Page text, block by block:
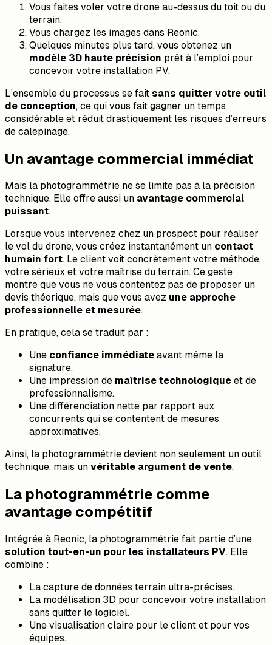
Vous faites voler votre drone au-dessus du toit ou du
terrain.
Vous chargez les images dans Reonic.
Quelques minutes plus tard, vous obtenez un
modèle 3D haute précision prêt à l’emploi pour
concevoir votre installation PV.
L’ensemble du processus se fait sans quitter votre outil
de conception, ce qui vous fait gagner un temps
considérable et réduit drastiquement les risques d’erreurs
de calepinage.
Un avantage commercial immédiat
Mais la photogrammétrie ne se limite pas à la précision
technique. Elle offre aussi un avantage commercial
puissant.
Lorsque vous intervenez chez un prospect pour réaliser
le vol du drone, vous créez instantanément un contact
humain fort. Le client voit concrètement votre méthode,
votre sérieux et votre maîtrise du terrain. Ce geste
montre que vous ne vous contentez pas de proposer un
devis théorique, mais que vous avez une approche
professionnelle et mesurée.
En pratique, cela se traduit par :
Une confiance immédiate avant même la
signature.
Une impression de maîtrise technologique et de
professionnalisme.
Une différenciation nette par rapport aux
concurrents qui se contentent de mesures
approximatives.
Ainsi, la photogrammétrie devient non seulement un outil
technique, mais un véritable argument de vente.
La photogrammétrie comme
avantage compétitif
Intégrée à Reonic, la photogrammétrie fait partie d’une
solution tout-en-un pour les installateurs PV. Elle
combine :
La capture de données terrain ultra-précises.
La modélisation 3D pour concevoir votre installation
sans quitter le logiciel.
Une visualisation claire pour le client et pour vos
équipes.